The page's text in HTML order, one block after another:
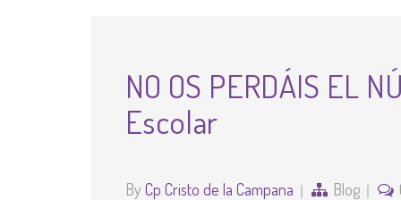
NO OS PERDÁIS EL
Escolar
By Cp Cristo de la Campana Blog